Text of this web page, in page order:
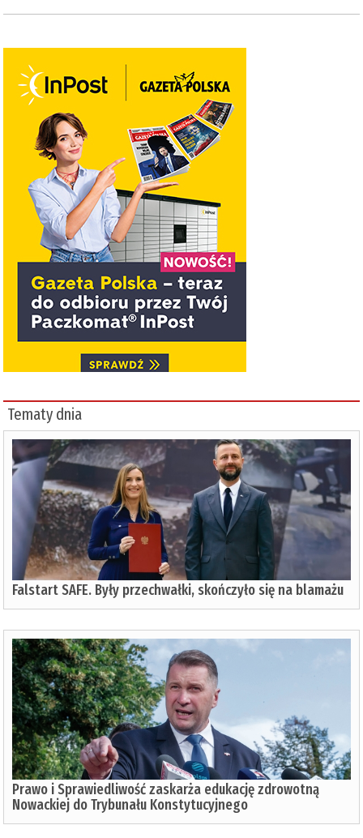
Tematy dnia
Falstart SAFE. Były przechwałki, skończyło się na blamażu
Prawo i Sprawiedliwość zaskarża edukację zdrowotną
Nowackiej do Trybunału Konstytucyjnego